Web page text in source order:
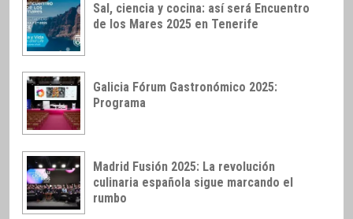
Sal, ciencia y cocina: así será Encuentro
de los Mares 2025 en Tenerife
Galicia Fórum Gastronómico 2025:
Programa
Madrid Fusión 2025: La revolución
culinaria española sigue marcando el
rumbo